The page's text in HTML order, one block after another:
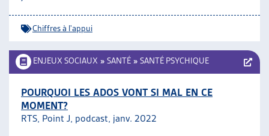
Chiffres à l'appui
ENJEUX SOCIAUX » SANTÉ » SANTÉ PSYCHIQUE
POURQUOI LES ADOS VONT SI MAL EN CE
MOMENT?
RTS, Point J, podcast, janv. 2022